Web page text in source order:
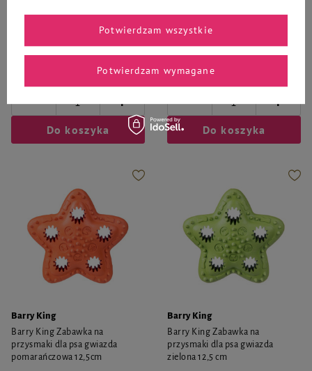
Zolux Zabawka gryzak winylowy
- +
Do koszyka
Barry King Zabawka na
przysmaki dla psa gwiazda
15,99 zł
- +
Do koszyka
Barry King
Barry King Zabawka na
przysmaki dla psa gwiazda
pomarańczowa 12,5cm
Barry King
Barry King Zabawka na
przysmaki dla psa gwiazda
zielona 12,5 cm
Potwierdzam wymagane
Potwierdzam wszystkie